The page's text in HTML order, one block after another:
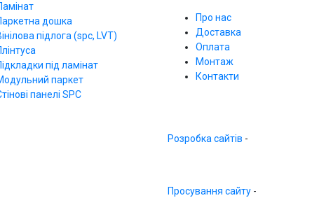
дошка
підлога (spc, LVT)
під ламінат
паркет
панелі SPС
Про нас
Доставка
Оплата
Монтаж
Контакти
Розробка сайтів -
Просування сайту -